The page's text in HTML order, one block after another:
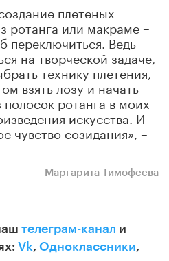
плетеных
ротанга или макраме –
переключиться. Ведь
на творческой задаче,
технику плетения,
взять лозу и начать
полосок ротанга в моих
искусства. И
чувство созидания», –
Маргарита Тимофеева
телеграм-канал и
Vk, Одноклассники,